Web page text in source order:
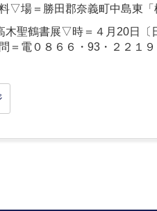
▽場＝勝田郡奈義町中島東
聖鶴書展▽時＝４月20日〔
＝電０８６６・93・２２１９